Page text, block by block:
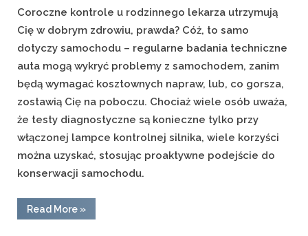
Coroczne kontrole u rodzinnego lekarza utrzymują
Cię w dobrym zdrowiu, prawda? Cóż, to samo
dotyczy samochodu – regularne badania techniczne
auta mogą wykryć problemy z samochodem, zanim
będą wymagać kosztownych napraw, lub, co gorsza,
zostawią Cię na poboczu. Chociaż wiele osób uważa,
że ​​testy diagnostyczne są konieczne tylko przy
włączonej lampce kontrolnej silnika, wiele korzyści
można uzyskać, stosując proaktywne podejście do
konserwacji samochodu.
Read More“Korzyści
z
»